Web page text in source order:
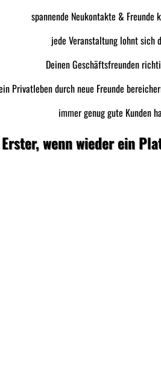
spannende Neukontakte & Freunde
jede Veranstaltung lohnt sich
Deinen Geschäftsfreunden
Privatleben durch neue Freunde
immer genug gute Kunden
wenn wieder ein